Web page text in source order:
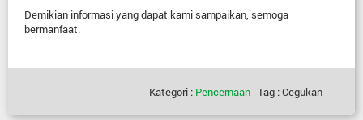
Demikian informasi yang dapat kami sampaikan, semoga
bermanfaat.
Kategori : Pencernaan Tag : Cegukan